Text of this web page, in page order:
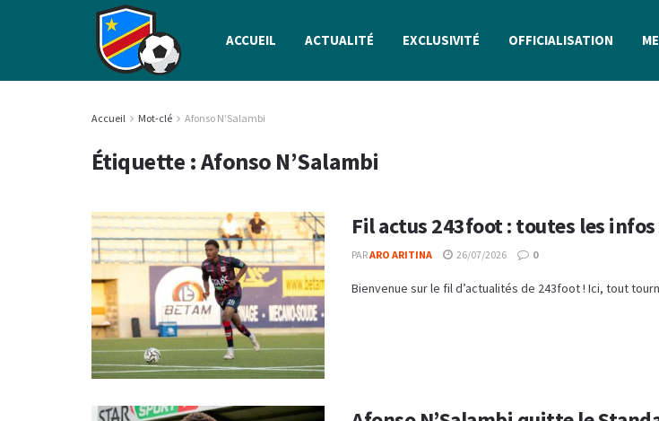
ACCUEIL ACTUALITÉ EXCLUSIVITÉ OFFICIALISATION
Accueil Mot-clé Afonso N’Salambi
Étiquette :Afonso N’Salambi
Fil actus 243foot : toutes les
PARARO ARITINA 26/07/2026 0
Bienvenue sur le fil d’actualités de 243foot ! Ici, tout